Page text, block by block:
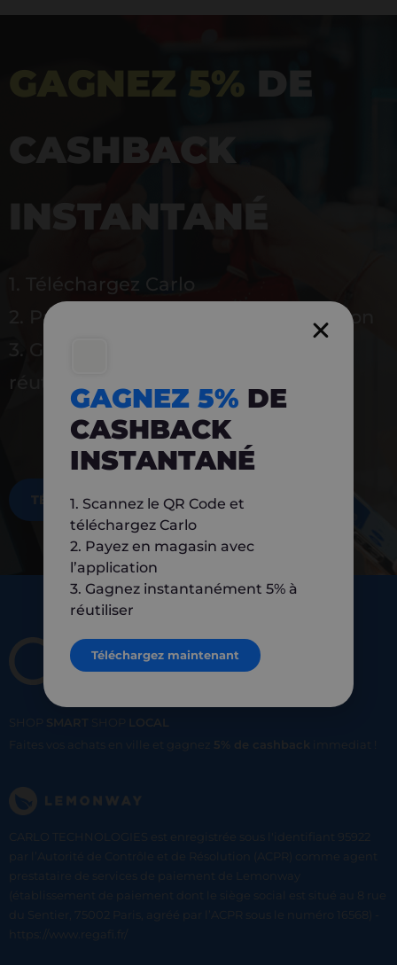
GAGNEZ 5% DE
CASHBACK
INSTANTANÉ
1. Téléchargez Carlo
2. Payez en magasin avec l’application
3. Gagnez instantanément 5 % à
réutiliser
TÉLÉCHARGEZ MAINTENANT
SHOP SMART SHOP
LOCAL
Faites vos achats en ville et gagnez 5% de cashback immediat !
CARLO TECHNOLOGIES est enregistrée sous l'identifiant 95922
par l’Autorité de Contrôle et de Résolution (ACPR) comme agent
prestataire de services de paiement de Lemonway
(établissement de paiement dont le siège social est situé au 8 rue
du Sentier, 75002 Paris, agréé par l’ACPR sous le numéro 16568) -
https://www.regafi.fr/
GAGNEZ 5% DE
CASHBACK
INSTANTANÉ
1. Scannez le QR Code et
téléchargez Carlo
2. Payez en magasin avec
l’application
3. Gagnez instantanément 5% à
réutiliser
Téléchargez maintenant